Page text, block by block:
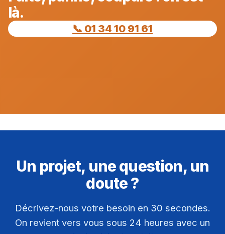
là.
📞 01 34 10 91 61
Un projet, une question, un
doute ?
Décrivez-nous votre besoin en 30 secondes.
On revient vers vous sous 24 heures avec un